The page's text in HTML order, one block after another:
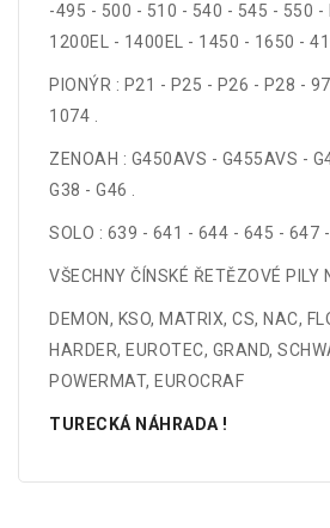
-495 - 500 - 510 - 540 - 545 - 550 -
1200EL - 1400EL - 1450 - 1650 -
PIONÝR : P21 - P25 - P26 - P28 -
1074 .
ZENOAH : G450AVS - G455AVS -
G38 - G46 .
SOLO : 639 - 641 - 644 - 645 - 647
VŠECHNY ČÍNSKÉ ŘETĚZOVÉ PILY
DEMON, KSO, MATRIX, CS, NAC,
HARDER, EUROTEC, GRAND,
POWERMAT, EUROCRAF
TURECKÁ NÁHRADA !